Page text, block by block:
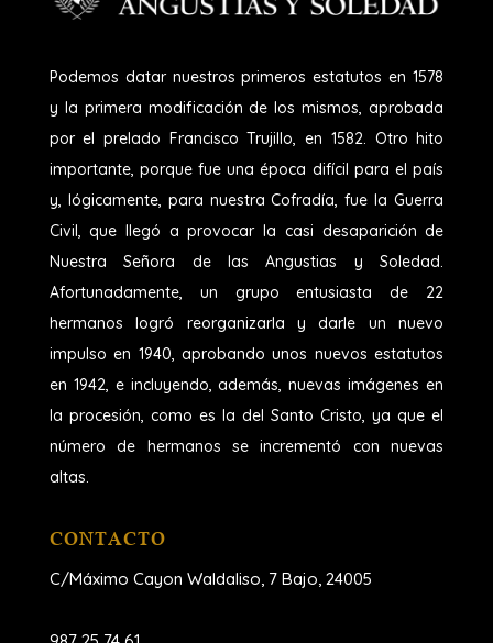
Podemos datar nuestros primeros estatutos en 1578
y la primera modificación de los mismos, aprobada
por el prelado Francisco Trujillo, en 1582. Otro hito
importante, porque fue una época difícil para el país
y, lógicamente, para nuestra Cofradía, fue la Guerra
Civil, que llegó a provocar la casi desaparición de
Nuestra Señora de las Angustias y Soledad.
Afortunadamente, un grupo entusiasta de 22
hermanos logró reorganizarla y darle un nuevo
impulso en 1940, aprobando unos nuevos estatutos
en 1942, e incluyendo, además, nuevas imágenes en
la procesión, como es la del Santo Cristo, ya que el
número de hermanos se incrementó con nuevas
altas.
CONTACTO
C/Máximo Cayon Waldaliso, 7 Bajo, 24005